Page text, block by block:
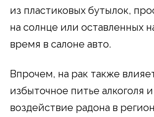
из пластиковых бутылок,
на солнце или оставленных
время в салоне авто.
Впрочем, на рак также
избыточное питье алкоголя
воздействие радона в